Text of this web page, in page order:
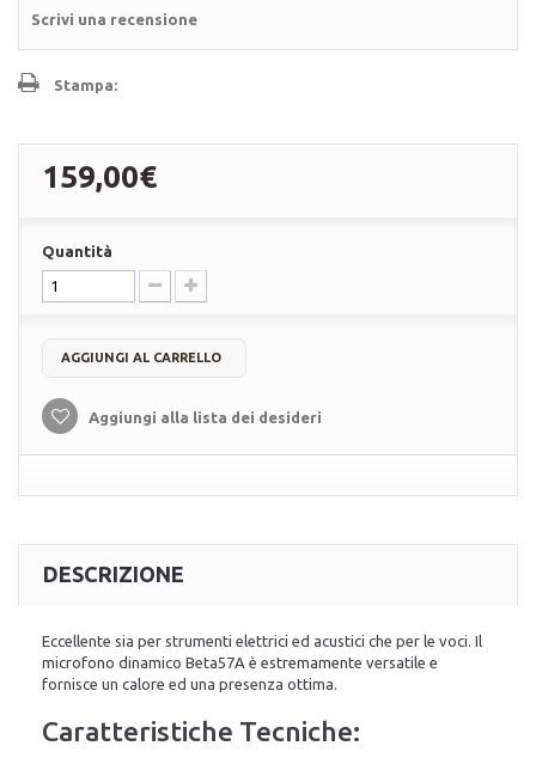
Scrivi una recensione
Stampa:
159,00€
Quantità
AGGIUNGI AL CARRELLO
Aggiungi alla lista dei desideri
DESCRIZIONE
Eccellente sia per strumenti elettrici ed acustici che per le voci. Il
microfono dinamico Beta57A è estremamente versatile e
fornisce un calore ed una presenza ottima.
Caratteristiche Tecniche: